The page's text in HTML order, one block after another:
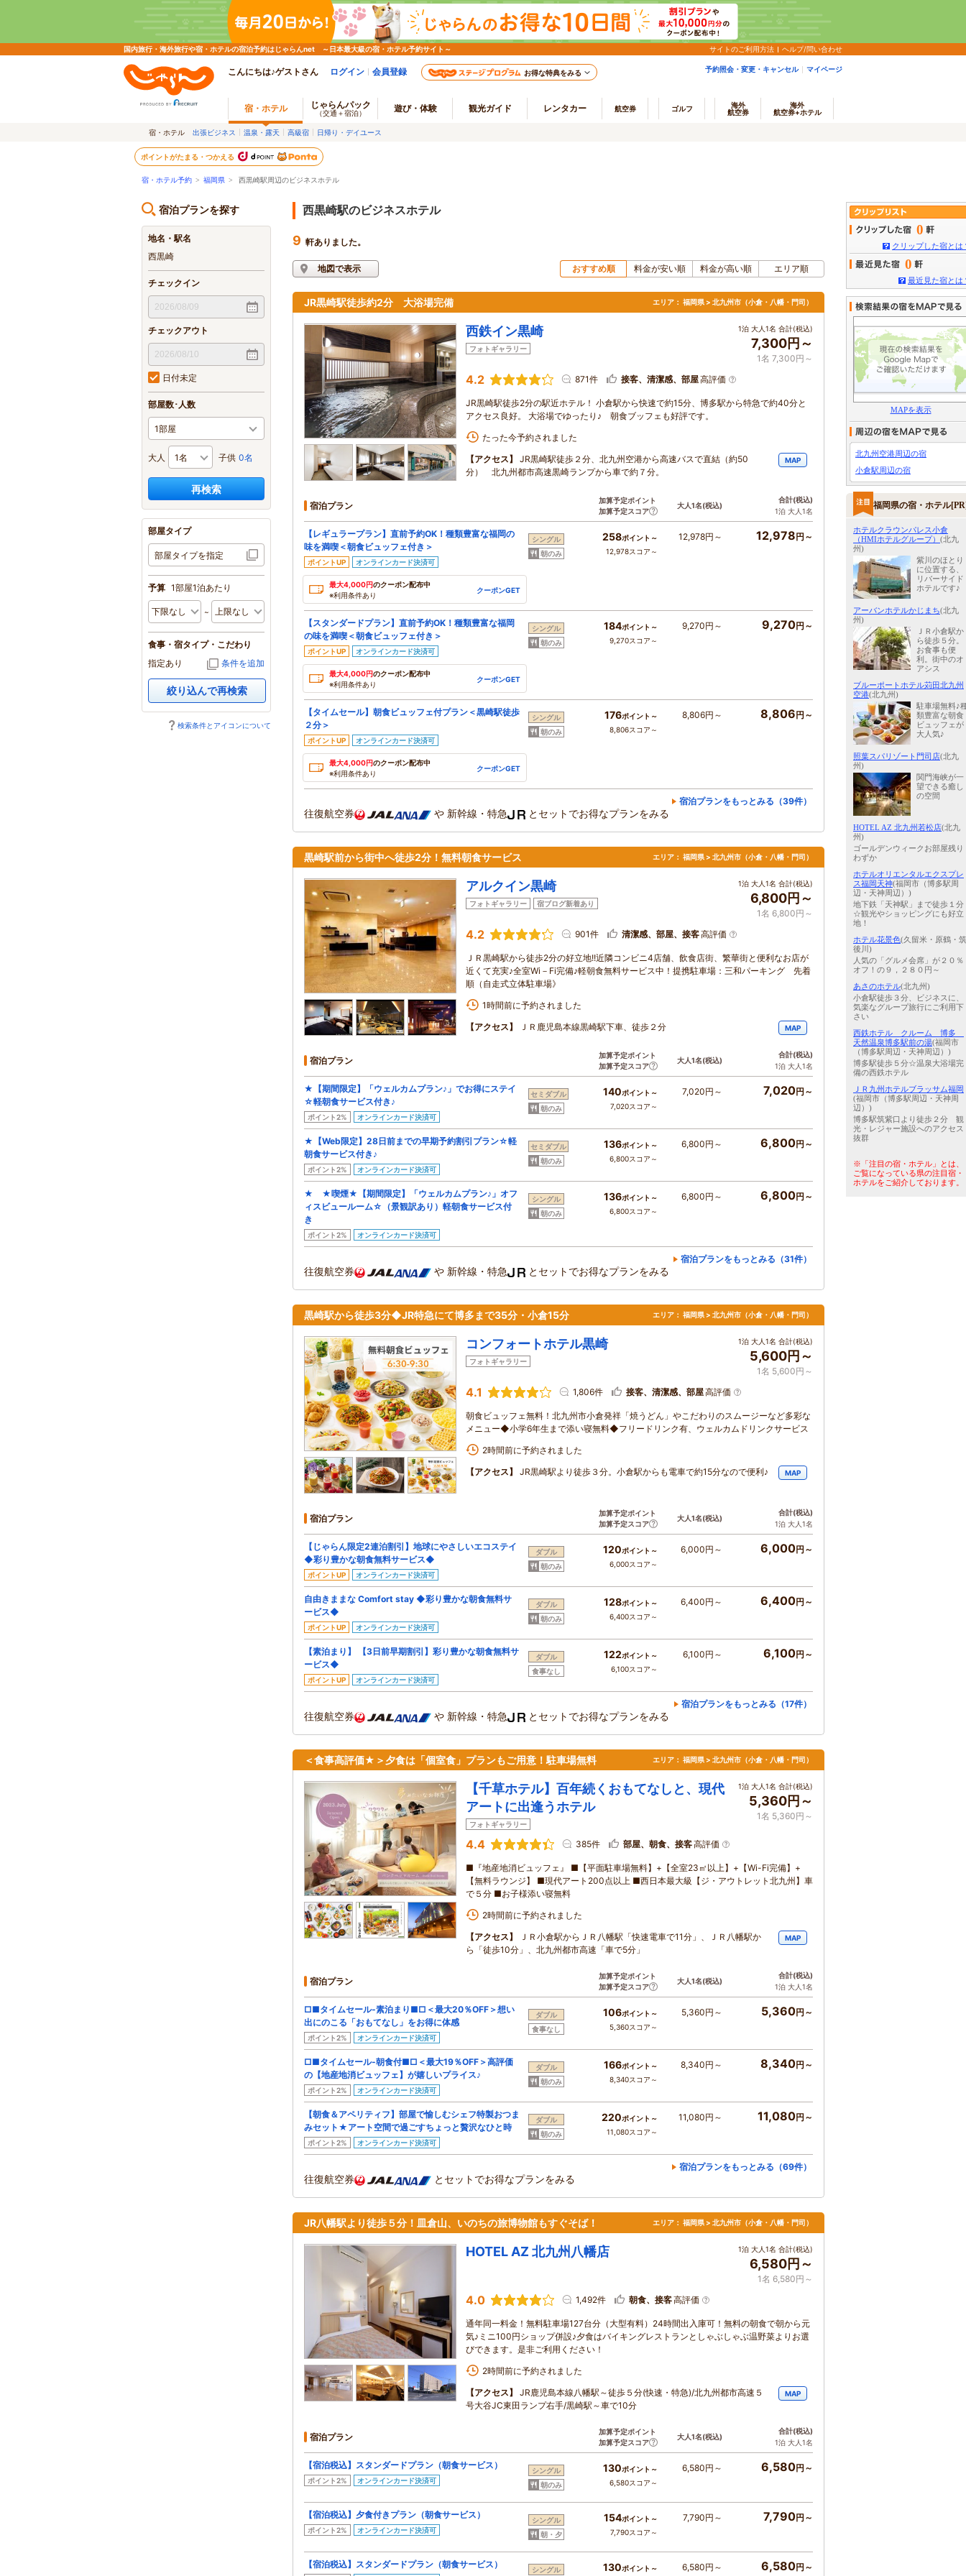
国内旅行・海外旅行や宿・ホテルの宿泊予約はじゃらんnet ～日本最大級の宿・ホテル予約サイト～ サイトのご利用方法 ヘルプ/問い合わせ
こんにちは♪ゲストさん ログイン 会員登録 お得な特典をみる 予約照会・変更・キャンセル マイページ
宿・ホテル じゃらんパック
（交通＋宿泊） 遊び・体験 観光ガイド レンタカー 航空券 ゴルフ
海外
航空券
海外
航空券+ホテル
宿・ホテル 出張ビジネス 温泉・露天 高級宿 日帰り・デイユース
ポイントがたまる・つかえる
宿・ホテル予約 > 福岡県 > 西黒崎駅周辺のビジネスホテル
宿泊プランを探す
地名・駅名
西黒崎
チェックイン
チェックアウト
日付未定
部屋数･人数
大人 子供 0名
再検索
部屋タイプ
部屋タイプを指定
予算 1部屋1泊あたり
食事・宿タイプ・こだわり
指定あり
条件を追加
絞り込んで再検索
検索条件とアイコンについて
西黒崎駅のビジネスホテル
9 軒ありました。
地図で表示 おすすめ順 料金が安い順 料金が高い順 エリア順
JR黒崎駅徒歩約2分 大浴場完備 エリア： 福岡県 > 北九州市（小倉・八幡・門司）
西鉄イン黒崎
フォトギャラリー
1泊 大人1名 合計(税込)
7,300円～
1名 7,300円～
4.2 871件 接客、清潔感、部屋高評価
JR黒崎駅徒歩2分の駅近ホテル！ 小倉駅から快速で約15分、博多駅から特急で約40分と
アクセス良好。 大浴場でゆったり♪ 朝食ブッフェも好評です。
たった今予約されました
【アクセス】
JR黒崎駅徒歩２分、北九州空港から高速バスで直結（約50
分） 北九州都市高速黒崎ランプから車で約７分。
MAP
宿泊プラン
加算予定ポイント
加算予定スコア
大人1名(税込)
合計(税込)
1泊 大人1名
【レギュラープラン】直前予約OK！種類豊富な福岡の
味を満喫＜朝食ビュッフェ付き＞
ポイントUP オンラインカード決済可
最大4,000円のクーポン配布中
※利用条件あり
クーポンGET
シングル
朝のみ
258ポイント～
12,978スコア～
12,978円～ 12,978円～
【スタンダードプラン】直前予約OK！種類豊富な福岡
の味を満喫＜朝食ビュッフェ付き＞
ポイントUP オンラインカード決済可
最大4,000円のクーポン配布中
※利用条件あり
クーポンGET
シングル
朝のみ
184ポイント～
9,270スコア～
9,270円～ 9,270円～
【タイムセール】朝食ビュッフェ付プラン＜黒崎駅徒歩
２分＞
ポイントUP オンラインカード決済可
最大4,000円のクーポン配布中
※利用条件あり
クーポンGET
シングル
朝のみ
176ポイント～
8,806スコア～
8,806円～ 8,806円～
宿泊プランをもっとみる（39件）
往復航空券 や 新幹線・特急 とセットでお得なプランをみる
黒崎駅前から街中へ徒歩2分！無料朝食サービス エリア： 福岡県 > 北九州市（小倉・八幡・門司）
アルクイン黒崎
フォトギャラリー 宿ブログ新着あり
1泊 大人1名 合計(税込)
6,800円～
1名 6,800円～
4.2 901件 清潔感、部屋、接客高評価
ＪＲ黒崎駅から徒歩2分の好立地!!近隣コンビニ4店舗、飲食店街、繁華街と便利なお店が
近くて充実♪全室Wi－Fi完備♪軽朝食無料サービス中！提携駐車場：三和パーキング 先着
順（自走式立体駐車場》
1時間前に予約されました
【アクセス】
ＪＲ鹿児島本線黒崎駅下車、徒歩２分 MAP
宿泊プラン
加算予定ポイント
加算予定スコア
大人1名(税込)
合計(税込)
1泊 大人1名
★【期間限定】「ウェルカムプラン♪」でお得にステイ
☆軽朝食サービス付き♪
ポイント2% オンラインカード決済可
セミダブル
朝のみ
140ポイント～
7,020スコア～
7,020円～ 7,020円～
★【Web限定】28日前までの早期予約割引プラン☆軽
朝食サービス付き♪
ポイント2% オンラインカード決済可
セミダブル
朝のみ
136ポイント～
6,800スコア～
6,800円～ 6,800円～
★ ★喫煙★【期間限定】「ウェルカムプラン♪」オフ
ィスビュールーム☆（景観訳あり）軽朝食サービス付
き
ポイント2% オンラインカード決済可
シングル
朝のみ
136ポイント～
6,800スコア～
6,800円～ 6,800円～
宿泊プランをもっとみる（31件）
往復航空券 や 新幹線・特急 とセットでお得なプランをみる
黒崎駅から徒歩3分◆JR特急にて博多まで35分・小倉15分 エリア： 福岡県 > 北九州市（小倉・八幡・門司）
コンフォートホテル黒崎
フォトギャラリー
1泊 大人1名 合計(税込)
5,600円～
1名 5,600円～
4.1 1,806件 接客、清潔感、部屋高評価
朝食ビュッフェ無料！北九州市小倉発祥「焼うどん」やこだわりのスムージーなど多彩な
メニュー◆小学6年生まで添い寝無料◆フリードリンク有、ウェルカムドリンクサービス
2時間前に予約されました
【アクセス】
JR黒崎駅より徒歩３分。小倉駅からも電車で約15分なので便利♪ MAP
宿泊プラン
加算予定ポイント
加算予定スコア
大人1名(税込)
合計(税込)
1泊 大人1名
【じゃらん限定2連泊割引】地球にやさしいエコステイ
◆彩り豊かな朝食無料サービス◆
ポイントUP オンラインカード決済可
ダブル
朝のみ
120ポイント～
6,000スコア～
6,000円～ 6,000円～
自由きままな Comfort stay ◆彩り豊かな朝食無料サ
ービス◆
ポイントUP オンラインカード決済可
ダブル
朝のみ
128ポイント～
6,400スコア～
6,400円～ 6,400円～
【素泊まり】 【3日前早期割引】彩り豊かな朝食無料サ
ービス◆
ポイントUP オンラインカード決済可
ダブル
食事なし
122ポイント～
6,100スコア～
6,100円～ 6,100円～
宿泊プランをもっとみる（17件）
往復航空券 や 新幹線・特急 とセットでお得なプランをみる
＜食事高評価★＞夕食は「個室食」プランもご用意！駐車場無料 エリア： 福岡県 > 北九州市（小倉・八幡・門司）
【千草ホテル】百年続くおもてなしと、現代
アートに出逢うホテル
フォトギャラリー
1泊 大人1名 合計(税込)
5,360円～
1名 5,360円～
4.4 385件 部屋、朝食、接客高評価
■『地産地消ビュッフェ』 ■【平面駐車場無料】+【全室23㎡以上】+【Wi-Fi完備】+
【無料ラウンジ】 ■現代アート200点以上 ■西日本最大級【ジ・アウトレット北九州】車
で５分 ■お子様添い寝無料
2時間前に予約されました
【アクセス】
ＪＲ小倉駅からＪＲ八幡駅「快速電車で11分」、ＪＲ八幡駅か
ら「徒歩10分」、北九州都市高速「車で5分」
MAP
宿泊プラン
加算予定ポイント
加算予定スコア
大人1名(税込)
合計(税込)
1泊 大人1名
□■タイムセール‐素泊まり■□＜最大20％OFF＞想い
出にのこる「おもてなし」をお得に体感
ポイント2% オンラインカード決済可
ダブル
食事なし
106ポイント～
5,360スコア～
5,360円～ 5,360円～
□■タイムセール‐朝食付■□＜最大19％OFF＞高評価
の【地産地消ビュッフェ】が嬉しいプライス♪
ポイント2% オンラインカード決済可
ダブル
朝のみ
166ポイント～
8,340スコア～
8,340円～ 8,340円～
【朝食＆アペリティフ】部屋で愉しむシェフ特製おつま
みセット★アート空間で過ごすちょっと贅沢なひと時
ポイント2% オンラインカード決済可
ダブル
朝のみ
220ポイント～
11,080スコア～
11,080円～ 11,080円～
宿泊プランをもっとみる（69件）
往復航空券 とセットでお得なプランをみる
JR八幡駅より徒歩５分！皿倉山、いのちの旅博物館もすぐそば！ エリア： 福岡県 > 北九州市（小倉・八幡・門司）
HOTEL AZ 北九州八幡店 1泊 大人1名 合計(税込)
6,580円～
1名 6,580円～
4.0 1,492件 朝食、接客高評価
通年同一料金！無料駐車場127台分（大型有料）24時間出入庫可！無料の朝食で朝から元
気♪ミニ100円ショップ併設♪夕食はバイキングレストランとしゃぶしゃぶ温野菜よりお選
びできます。是非ご利用ください！
2時間前に予約されました
【アクセス】
JR鹿児島本線八幡駅～徒歩５分(快速・特急)/北九州都市高速５
号大谷JC東田ランプ右手/黒崎駅～車で10分
MAP
宿泊プラン
加算予定ポイント
加算予定スコア
大人1名(税込)
合計(税込)
1泊 大人1名
【宿泊税込】スタンダードプラン（朝食サービス）
ポイント2% オンラインカード決済可
シングル
朝のみ
130ポイント～
6,580スコア～
6,580円～ 6,580円～
【宿泊税込】夕食付きプラン（朝食サービス）
ポイント2% オンラインカード決済可
シングル
朝・夕
154ポイント～
7,790スコア～
7,790円～ 7,790円～
【宿泊税込】スタンダードプラン（朝食サービス） シングル 130ポイント～ 6,580円～ 6,580円～
0
クリップした宿とは
0
最近見た宿とは
MAPを表示
北九州空港周辺の宿
小倉駅周辺の宿
福岡県の宿・ホテル
ホテルクラウンパレス小倉
（HMIホテルグループ） (北九
州)
紫川のほとり
に位置する、
リバーサイド
ホテルです♪
アーバンホテルかじまち(北九
州)
ＪＲ小倉駅か
ら徒歩５分。
お食事も便
利。街中のオ
アシス
ブルーポートホテル苅田北九州
空港(北九州)
駐車場無料♪
類豊富な朝食
ビュッフェが
大人気♪
照葉スパリゾート門司店(北九
州)
関門海峡が一
望できる癒し
の空間
HOTEL AZ 北九州若松店(北九
州)
ゴールデンウィークお部屋残り
わずか
ホテルオリエンタルエクスプレ
ス福岡天神(福岡市（博多駅周
辺・天神周辺）)
地下鉄「天神駅」まで徒歩１分
☆観光やショッピングにも好立
地！
ホテル花景色(久留米・原鶴・筑
後川)
人気の「グルメ会席」が２０％
オフ！の９，２８０円～
あさのホテル(北九州)
小倉駅徒歩３分、ビジネスに、
気楽なグループ旅行にご利用下
さい
西鉄ホテル クルーム 博多
天然温泉博多駅前の湯(福岡市
（博多駅周辺・天神周辺）)
博多駅徒歩５分☆温泉大浴場完
備の西鉄ホテル
ＪＲ九州ホテルブラッサム福岡
(福岡市（博多駅周辺・天神周
辺）)
博多駅筑紫口より徒歩２分 観
光・レジャー施設へのアクセス
抜群
※「注目の宿・ホテル」とは、
ご覧になっている県の注目宿・
ホテルをご紹介しております。